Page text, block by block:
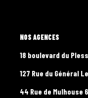
L'AGENCE
18 boulevard du
127 Rue du Général
44 Rue de Mulhouse